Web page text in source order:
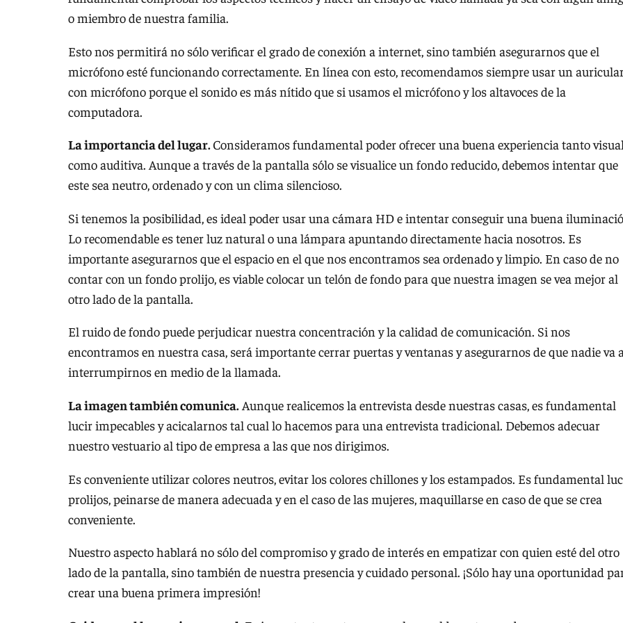
o miembro de nuestra familia.
Esto nos permitirá no sólo verificar el grado de conexión a internet, sino también asegurarnos que el
micrófono esté funcionando correctamente. En línea con esto, recomendamos siempre usar un
con micrófono porque el sonido es más nítido que si usamos el micrófono y los altavoces de la
computadora.
La importancia del lugar.Consideramos fundamental poder ofrecer una buena experiencia tanto visual
como auditiva. Aunque a través de la pantalla sólo se visualice un fondo reducido, debemos intentar que
este sea neutro, ordenado y con un clima silencioso.
Si tenemos la posibilidad, es ideal poder usar una cámara HD e intentar conseguir una buena
Lo recomendable es tener luz natural o una lámpara apuntando directamente hacia nosotros. Es
importante asegurarnos que el espacio en el que nos encontramos sea ordenado y limpio. En caso de no
contar con un fondo prolijo, es viable colocar un telón de fondo para que nuestra imagen se vea mejor al
otro lado de la pantalla.
El ruido de fondo puede perjudicar nuestra concentración y la calidad de comunicación. Si nos
encontramos en nuestra casa, será importante cerrar puertas y ventanas y asegurarnos de que nadie va a
interrumpirnos en medio de la llamada.
La imagen también comunica. Aunque realicemos la entrevista desde nuestras casas, es fundamental
lucir impecables y acicalarnos tal cual lo hacemos para una entrevista tradicional. Debemos adecuar
nuestro vestuario al tipo de empresa a las que nos dirigimos.
Es conveniente utilizar colores neutros, evitar los colores chillones y los estampados. Es fundamental
prolijos, peinarse de manera adecuada y en el caso de las mujeres, maquillarse en caso de que se crea
conveniente.
Nuestro aspecto hablará no sólo del compromiso y grado de interés en empatizar con quien esté del otro
lado de la pantalla, sino también de nuestra presencia y cuidado personal. ¡Sólo hay una oportunidad
crear una buena primera impresión!